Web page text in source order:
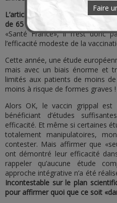
L’article du Point rappelait que
de 65 ans était, l’an dernier, de
«Santé France», il n’est donc
l’efficacité modeste de la
Cette année, une étude
mais avec un biais énorme et
limités aux patients de moins
moins à risque de formes graves !
Alors OK, le vaccin grippal est
bénéficiant d’études
efficacité. Et même si certaines
totalement manipulatoires,
contester. Mais affirmer que
ont démontré leur efficacité
rappeler qu’aucune étude
approche intégrative n’a été
Incontestable sur le plan
pour affirmer quoi que ce soit
Faire